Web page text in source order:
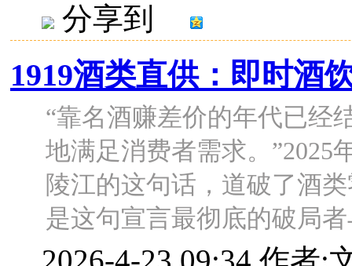
分享到
1919酒类直供：即时酒
“靠名酒赚差价的年代已经
地满足消费者需求。”2025
陵江的这句话，道破了酒
是这句宣言最彻底的破局